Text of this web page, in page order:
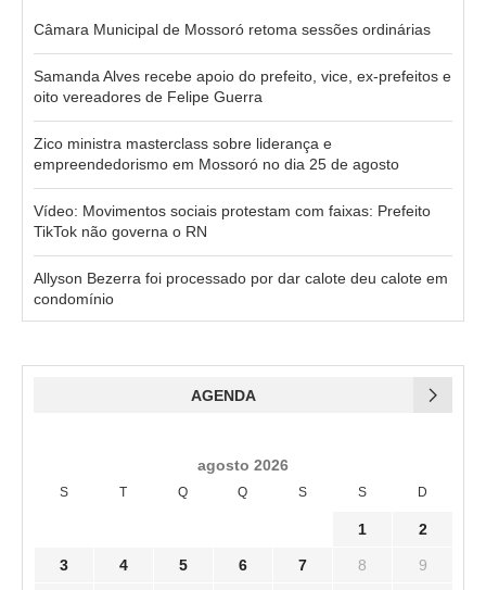
Câmara Municipal de Mossoró retoma sessões ordinárias
Samanda Alves recebe apoio do prefeito, vice, ex-prefeitos e
oito vereadores de Felipe Guerra
Zico ministra masterclass sobre liderança e
empreendedorismo em Mossoró no dia 25 de agosto
Vídeo: Movimentos sociais protestam com faixas: Prefeito
TikTok não governa o RN
Allyson Bezerra foi processado por dar calote deu calote em
condomínio
AGENDA
agosto 2026
S T Q Q S S D
1 2
3 4 5 6 7 8 9